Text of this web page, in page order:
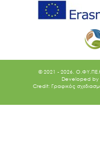
© 2021 - 2026.
Developed by
Credit: Γραφικός